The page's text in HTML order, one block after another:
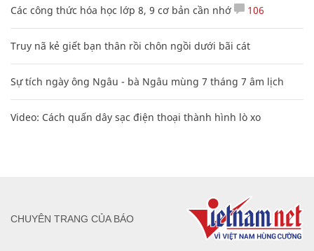
Các công thức hóa học lớp 8, 9 cơ bản cần nhớ 106
Truy nã kẻ giết bạn thân rồi chôn ngồi dưới bãi cát
Sự tích ngày ông Ngâu - bà Ngâu mùng 7 tháng 7 âm lịch
Video: Cách quấn dây sạc điện thoại thành hình lò xo
CHUYÊN TRANG CỦA BÁO